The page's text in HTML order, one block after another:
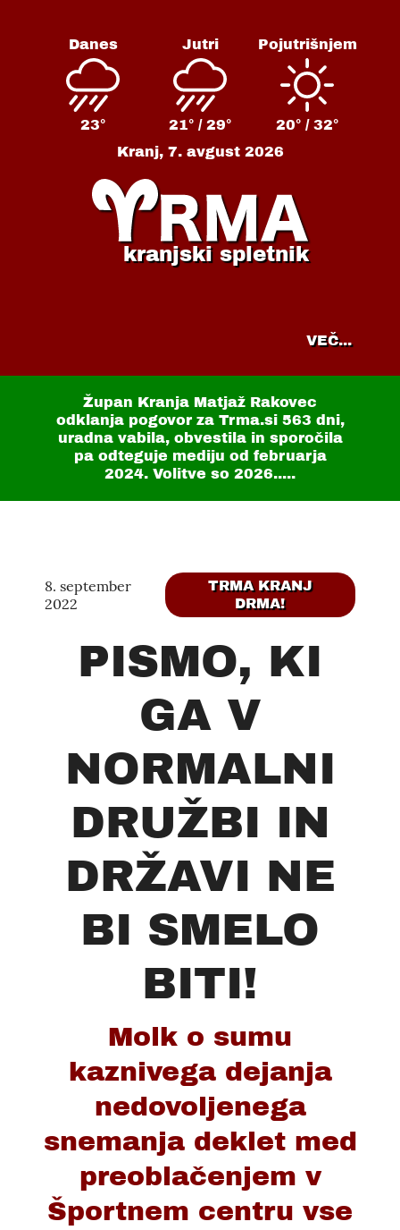
Danes
23°
Jutri
21° / 29°
Pojutrišnjem
20° / 32°
Kranj, 7. avgust 2026
kranjski spletnik
VEČ...
Župan Kranja Matjaž Rakovec
odklanja pogovor za Trma.si 563 dni,
uradna vabila, obvestila in sporočila
pa odteguje mediju od februarja
2024. Volitve so 2026.....
8. september
2022
TRMA KRANJ
DRMA!
PISMO, KI
GA V
NORMALNI
DRUŽBI IN
DRŽAVI NE
BI SMELO
BITI!
Molk o sumu
kaznivega dejanja
nedovoljenega
snemanja deklet med
preoblačenjem v
Športnem centru vse